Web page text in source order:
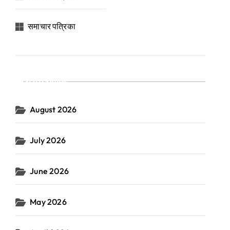
समाचार पत्रिका
Archives
August 2026
July 2026
June 2026
May 2026